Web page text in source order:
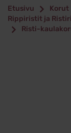
Etusivu Korut
Rippiristit ja
Risti-